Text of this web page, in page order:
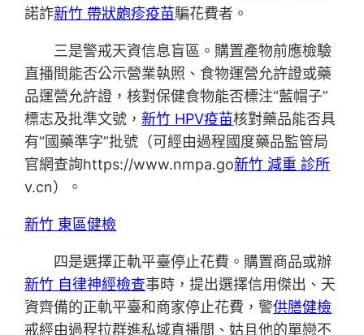
諾詐新竹 帶狀皰疹疫苗騙花費者。
三是警戒天資信息盲區。購置產物前應檢驗
直播間能否公示營業執照、食物運營允許證或藥
品運營允許證，核對保健食物能否標注“藍帽子”
標志及批準文號，新竹 HPV疫苗核對藥品能否具
有“國藥準字”批號（可經由過程國度藥品監管局
官網查詢https://www.nmpa.go新竹 減重 診所
v.cn）。
新竹 東區健檢
四是選擇正軌平臺停止花費。購置商品或辦
新竹 自律神經檢查事時，提出選擇信用傑出、天
資齊備的正軌平臺和商家停止花費，警供膳健檢
戒經由過程拉群進私域直播間、姑且他的單戀不